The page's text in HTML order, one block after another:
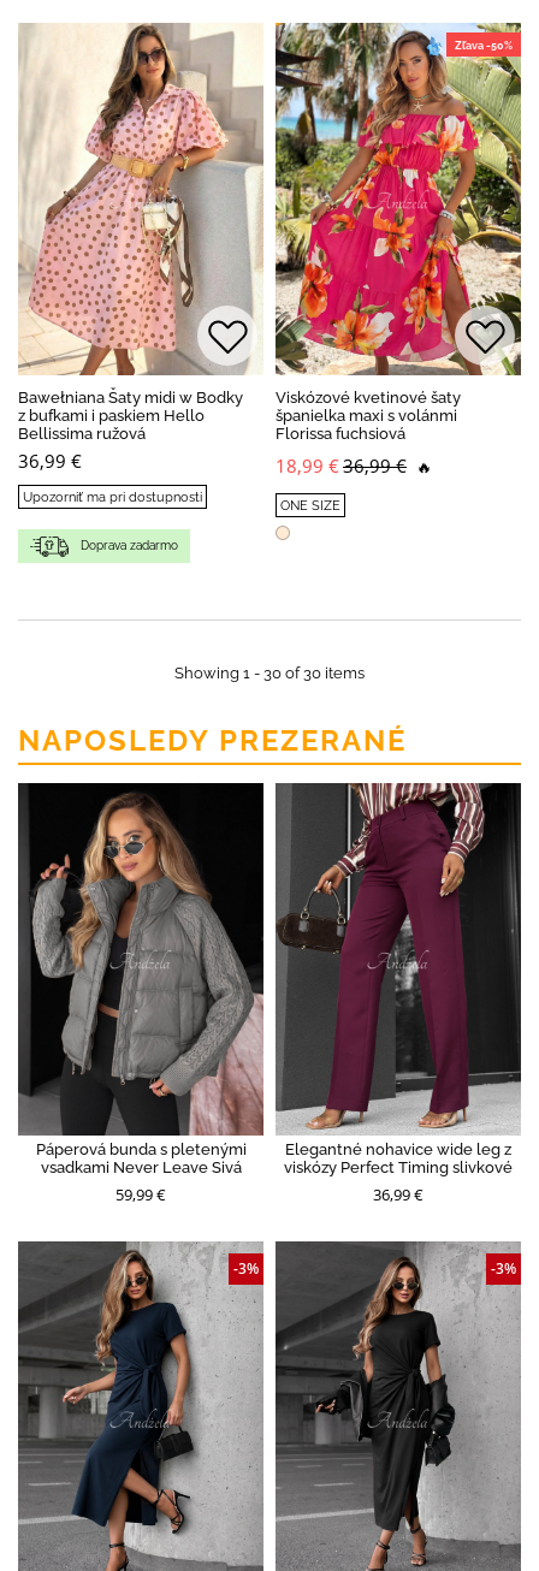
Bawełniana Šaty midi w Bodky
z bufkami i paskiem Hello
Bellissima ružová
36,99 €
Upozorniť ma pri dostupnosti
Doprava zadarmo
Zľava -50%
Viskózové kvetinové šaty
španielka maxi s volánmi
Florissa fuchsiová
18,99 €36,99 € 🔥
ONE SIZE
Showing 1 - 30 of 30 items
NAPOSLEDY PREZERANÉ
Páperová bunda s pletenými
vsadkami Never Leave Sivá
59,99 €
Elegantné nohavice wide leg z
viskózy Perfect Timing slivkové
36,99 €
-3% -3%